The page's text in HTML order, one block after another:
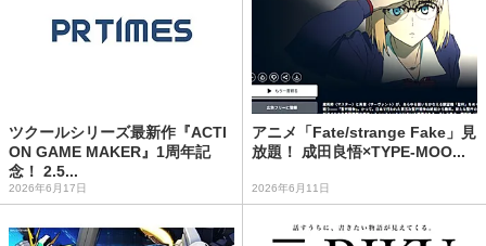
ツクールシリーズ最新作『ACTI
ON GAME MAKER』1周年記
念！ 2.5...
2026年6月17日
アニメ「Fate/strange Fake」見
放題！ 成田良悟×TYPE-MOO...
2026年6月11日